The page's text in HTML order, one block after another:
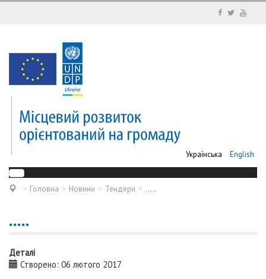
Українська English
Головна Новини Тендери .....
.....
Деталі
Створено: 06 лютого 2017